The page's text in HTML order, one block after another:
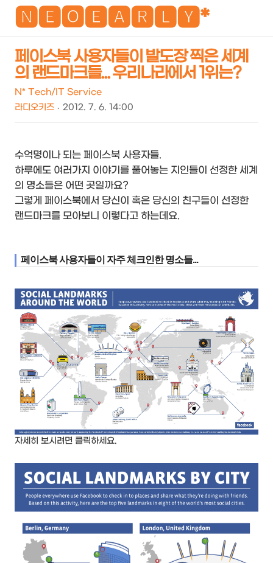
🅽🅴🅾🅴🅰🆁🅻🆈*
검
페이스북 사용자들이 발도장 찍은 세계
의 랜드마크들... 우리나라에서 1위는?
N* Tech/IT Service
라디오키즈
2012. 7. 6. 14:00
수억명이나 되는 페이스북 사용자들.
하루에도 여러가지 이야기를 풀어놓는 지인들이 선정한 세계
의 명소들은 어떤 곳일까요?
그렇게 페이스북에서 당신이 혹은 당신의 친구들이 선정한
랜드마크를 모아보니 이렇다고 하는데요.
페이스북 사용자들이 자주 체크인한 명소들...
자세히 보시려면 클릭하세요.